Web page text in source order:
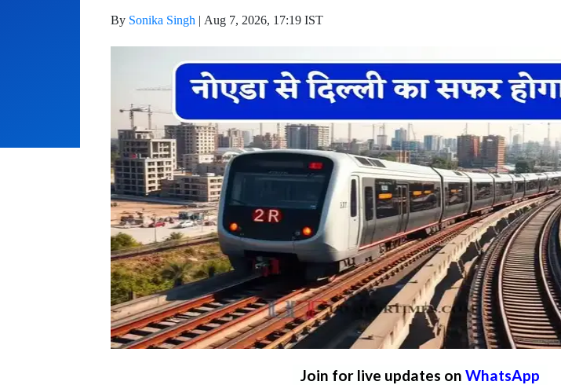
By Sonika Singh | Aug 7, 2026, 17:19 IST
Join for live updates on WhatsApp